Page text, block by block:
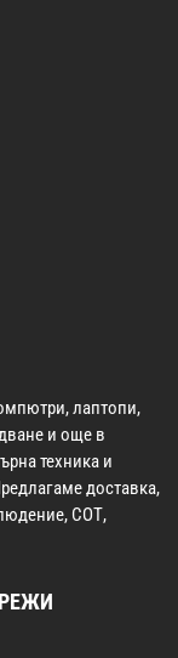
лаптопи,
и още в
техника и
доставка,
СОТ,